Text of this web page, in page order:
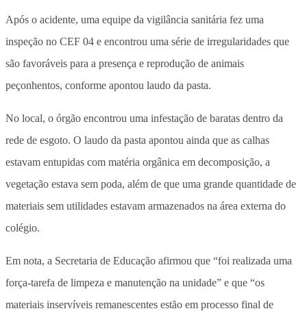
Após o acidente, uma equipe da vigilância sanitária fez uma
inspeção no CEF 04 e encontrou uma série de irregularidades que
são favoráveis para a presença e reprodução de animais
peçonhentos, conforme apontou laudo da pasta.
No local, o órgão encontrou uma infestação de baratas dentro da
rede de esgoto. O laudo da pasta apontou ainda que as calhas
estavam entupidas com matéria orgânica em decomposição, a
vegetação estava sem poda, além de que uma grande quantidade de
materiais sem utilidades estavam armazenados na área externa do
colégio.
Em nota, a Secretaria de Educação afirmou que “foi realizada uma
força-tarefa de limpeza e manutenção na unidade” e que “os
materiais inservíveis remanescentes estão em processo final de